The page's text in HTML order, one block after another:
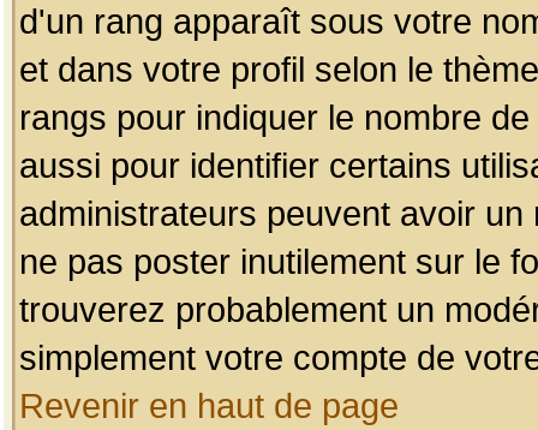
d'un rang apparaît sous votre
et dans votre profil selon le
rangs pour indiquer le nombre
aussi pour identifier certains
administrateurs peuvent avoir
ne pas poster inutilement sur le
trouverez probablement un
simplement votre compte de
Revenir en haut de page